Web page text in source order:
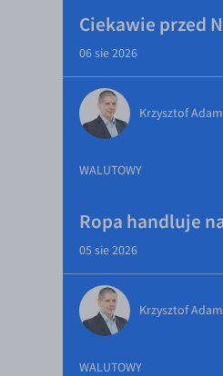
Ciekawie przed
06 sie 2026
Krzysztof
WALUTOWY
Ropa handluje
05 sie 2026
Krzysztof
WALUTOWY